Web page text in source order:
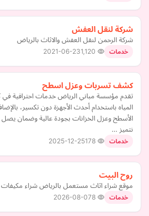
شركة لنقل العفش
شركة الرحمن لنقل العفش والاثاث بالرياض
خدمات 2021-06-23
كشف تسربات وعزل اسطح
تقدم مؤسسة مباني الرياض خدمات احترافية
المياه باستخدام أحدث الأجهزة دون تكسير،
نتميز …
خدمات 2025-12-25
روح البيت
موقع شراء اثاث مستعمل بالرياض شراء
خدمات 2026-08-07